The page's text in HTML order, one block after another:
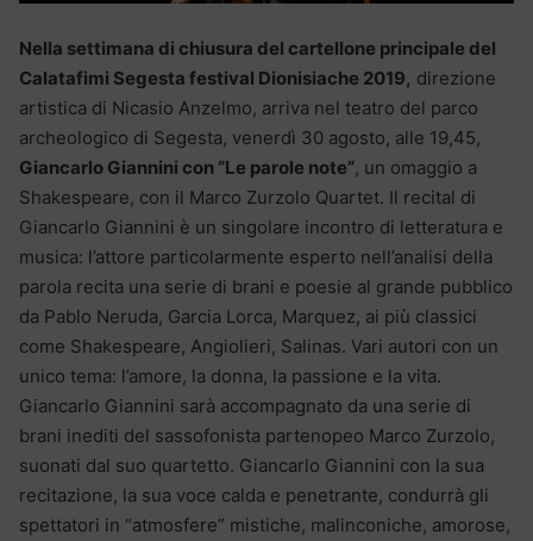
Nella settimana di chiusura del cartellone principale del
Calatafimi Segesta festival Dionisiache 2019, direzione
artistica di Nicasio Anzelmo, arriva nel teatro del parco
archeologico di Segesta, venerdì 30 agosto, alle 19,45,
Giancarlo Giannini con “Le parole note”, un omaggio a
Shakespeare, con il Marco Zurzolo Quartet. Il recital di
Giancarlo Giannini è un singolare incontro di letteratura e
musica: l’attore particolarmente esperto nell’analisi della
parola recita una serie di brani e poesie al grande pubblico
da Pablo Neruda, Garcia Lorca, Marquez, ai più classici
come Shakespeare, Angiolieri, Salinas. Vari autori con un
unico tema: l’amore, la donna, la passione e la vita.
Giancarlo Giannini sarà accompagnato da una serie di
brani inediti del sassofonista partenopeo Marco Zurzolo,
suonati dal suo quartetto. Giancarlo Giannini con la sua
recitazione, la sua voce calda e penetrante, condurrà gli
spettatori in “atmosfere” mistiche, malinconiche, amorose,